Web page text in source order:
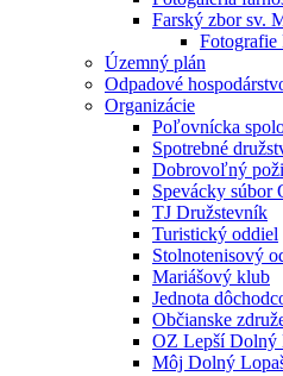
Farský zbor sv.
Fotografie
Územný plán
Odpadové
Organizácie
Poľovnícka
Spotrebné
Dobrovoľný
Spevácky súbor
TJ Družstevník
Turistický oddiel
Stolnotenisový
Mariášový klub
Jednota
Občianske
OZ Lepší Dolný
Môj Dolný